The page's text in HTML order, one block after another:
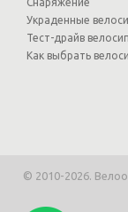
Украденные
Тест-драйв
Как выбрать
© 2010-2026.